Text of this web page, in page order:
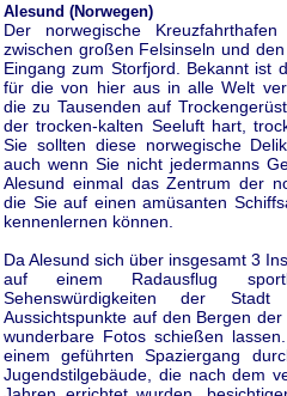
Alesund (Norwegen)
Der norwegische
zwischen großen Felsinseln und
Eingang zum Storfjord. Bekannt ist
für die von hier aus in alle Welt
die zu Tausenden auf
der trocken-kalten Seeluft hart,
Sie sollten diese norwegische
auch wenn Sie nicht jedermanns
Alesund einmal das Zentrum der
die Sie auf einen amüsanten
kennenlernen können.
Da Alesund sich über insgesamt 3
auf einem Radausflug
Sehenswürdigkeiten der
Aussichtspunkte auf den Bergen
wunderbare Fotos schießen
einem geführten Spaziergang
Jugendstilgebäude, die nach dem